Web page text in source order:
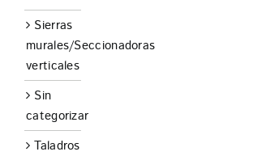
Sierras
murales/Seccionadoras
verticales
Sin
categorizar
Taladros